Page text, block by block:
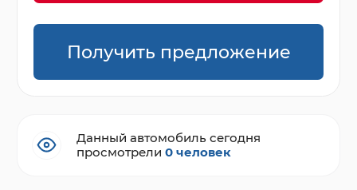
Получить предложение
Данный автомобиль сегодня
просмотрели0 человек